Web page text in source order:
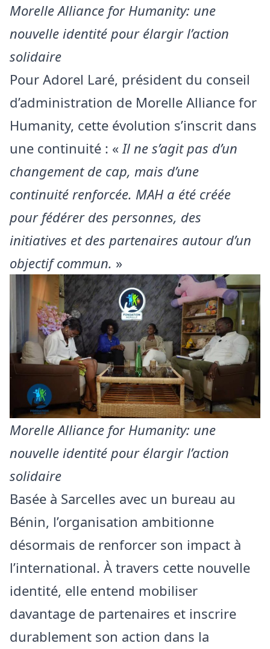
Morelle Alliance for Humanity: une
nouvelle identité pour élargir l’action
solidaire
Pour Adorel Laré, président du conseil
d’administration de Morelle Alliance for
Humanity, cette évolution s’inscrit dans
une continuité : « Il ne s’agit pas d’un
changement de cap, mais d’une
continuité renforcée. MAH a été créée
pour fédérer des personnes, des
initiatives et des partenaires autour d’un
objectif commun. »
Morelle Alliance for Humanity: une
nouvelle identité pour élargir l’action
solidaire
Basée à Sarcelles avec un bureau au
Bénin, l’organisation ambitionne
désormais de renforcer son impact à
l’international. À travers cette nouvelle
identité, elle entend mobiliser
davantage de partenaires et inscrire
durablement son action dans la